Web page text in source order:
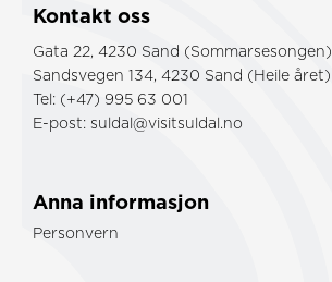
Kontakt oss
Gata 22, 4230 Sand (Sommarsesongen)
Sandsvegen 134, 4230 Sand (Heile året)
Tel: (+47) 995 63 001
E-post: suldal@visitsuldal.no
Anna informasjon
Personvern